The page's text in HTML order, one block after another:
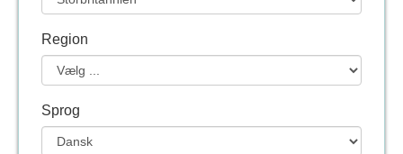
Region
Sprog